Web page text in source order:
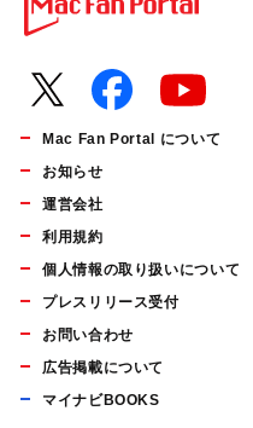
Mac Fan Portal について
お知らせ
運営会社
利用規約
個人情報の取り扱いについて
プレスリリース受付
お問い合わせ
広告掲載について
マイナビBOOKS